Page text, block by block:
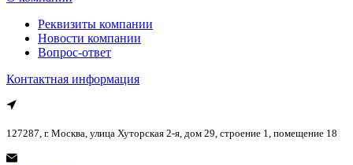
Реквизиты компании
Новости компании
Вопрос-ответ
Контактная информация
127287, г. Москва, улица Хуторская 2-я, дом 29, строение 1, помещение 18